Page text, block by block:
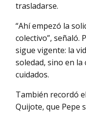
trasladarse.
“Ahí empezó la
colectivo”, señaló.
sigue vigente: la
soledad, sino en la
cuidados.
También recordó
Quijote, que Pepe